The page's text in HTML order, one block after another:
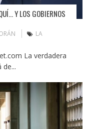
Y LOS GOBIERNOS
LA
La verdadera